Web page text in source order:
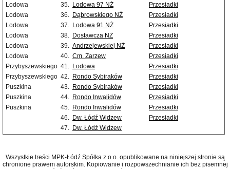
Lodowa
35. Lodowa 97 NŻ
Przesiadki
Lodowa
36. Dąbrowskiego NŻ
Przesiadki
Lodowa
37. Lodowa 91 NŻ
Przesiadki
Lodowa
38. Dostawcza NŻ
Przesiadki
Lodowa
39. Andrzejewskiej NŻ
Przesiadki
Lodowa
40. Cm. Zarzew
Przesiadki
Przybyszewskiego 41. Lodowa
Przesiadki
Przybyszewskiego 42. Rondo Sybiraków
Przesiadki
Puszkina
43. Rondo Sybiraków
Przesiadki
Puszkina
44. Rondo Inwalidów
Przesiadki
Puszkina
45. Rondo Inwalidów
Przesiadki
46. Dw. Łódź Widzew
Przesiadki
47. Dw. Łódź Widzew
Wszystkie treści MPK-Łódź Spółka z o.o. opublikowane na niniejszej stronie są
chronione prawem autorskim. Kopiowanie i rozpowszechnianie ich bez pisemnej